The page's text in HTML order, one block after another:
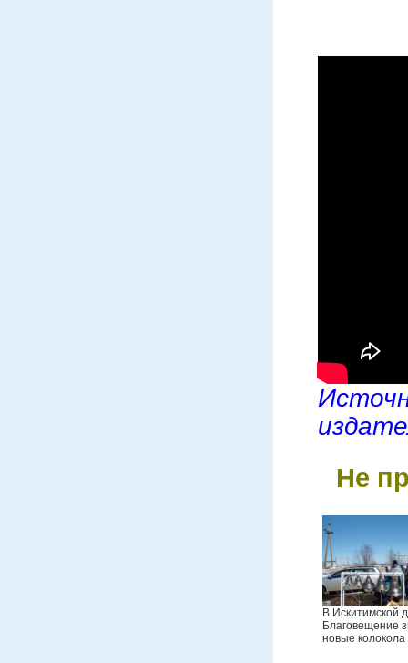
Не
В Искитимской
Благовещение
новые колокола